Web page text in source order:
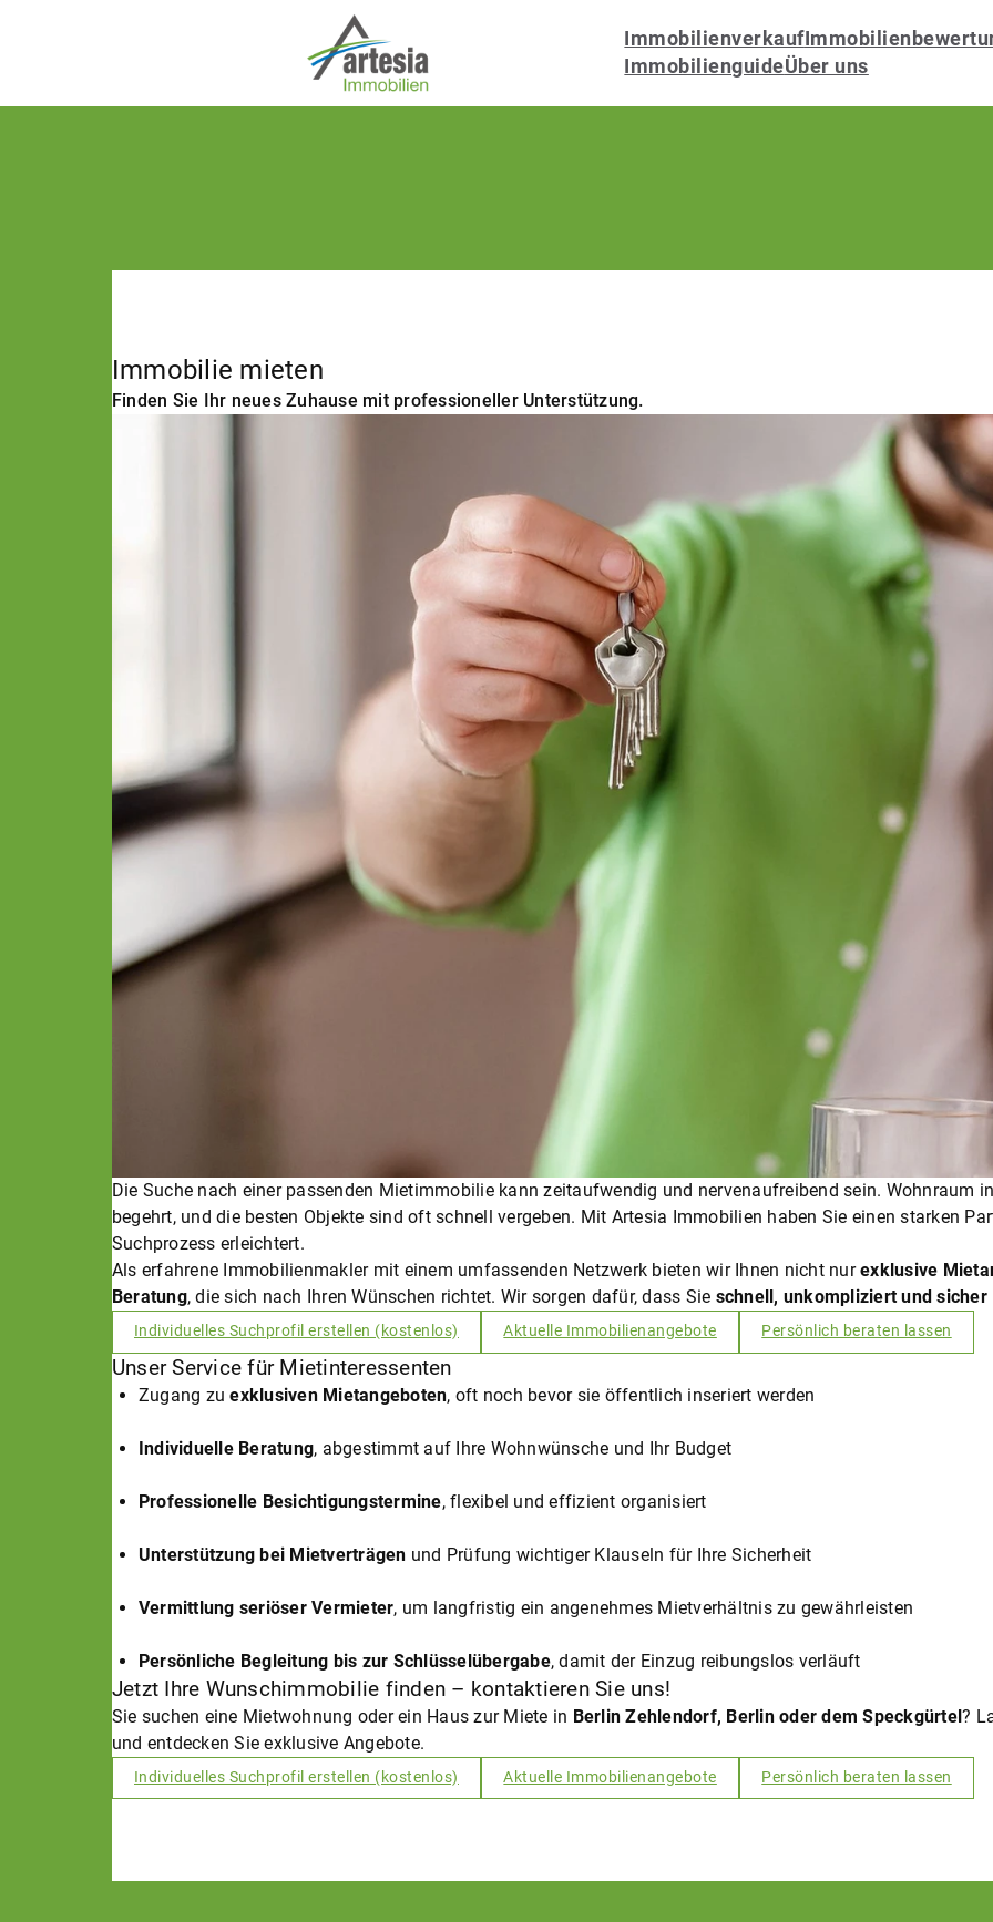
Immobilienverkauf
ImmobilienguideÜber uns
Immobilie mieten
Finden Sie Ihr neues Zuhause mit professioneller Unterstützung.
Die Suche nach einer passenden Mietimmobilie kann zeitaufwendig und nervenaufreibend sein. Wohnraum in
begehrt, und die besten Objekte sind oft schnell vergeben. Mit Artesia Immobilien haben Sie einen starken
Suchprozess erleichtert.
Als erfahrene Immobilienmakler mit einem umfassenden Netzwerk bieten wir Ihnen nicht nurexklusive
Beratung, die sich nach Ihren Wünschen richtet. Wir sorgen dafür, dass Sie schnell, unkompliziert und sicher
Individuelles Suchprofil erstellen (kostenlos) Aktuelle Immobilienangebote Persönlich beraten lassen
Unser Service für Mietinteressenten
Zugang zuexklusiven Mietangeboten, oft noch bevor sie öffentlich inseriert werden
Individuelle Beratung, abgestimmt auf Ihre Wohnwünsche und Ihr Budget
Professionelle Besichtigungstermine, flexibel und effizient organisiert
Unterstützung bei Mietverträgen und Prüfung wichtiger Klauseln für Ihre Sicherheit
Vermittlung seriöser Vermieter, um langfristig ein angenehmes Mietverhältnis zu gewährleisten
Persönliche Begleitung bis zur Schlüsselübergabe, damit der Einzug reibungslos verläuft
Jetzt Ihre Wunschimmobilie finden – kontaktieren Sie uns!
Sie suchen eine Mietwohnung oder ein Haus zur Miete in Berlin Zehlendorf, Berlin oder dem Speckgürtel?
und entdecken Sie exklusive Angebote.
Individuelles Suchprofil erstellen (kostenlos) Aktuelle Immobilienangebote Persönlich beraten lassen